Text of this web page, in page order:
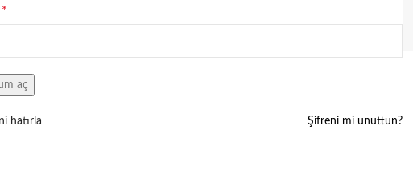
*
aç
Şifreni mi unuttun?
hatırla